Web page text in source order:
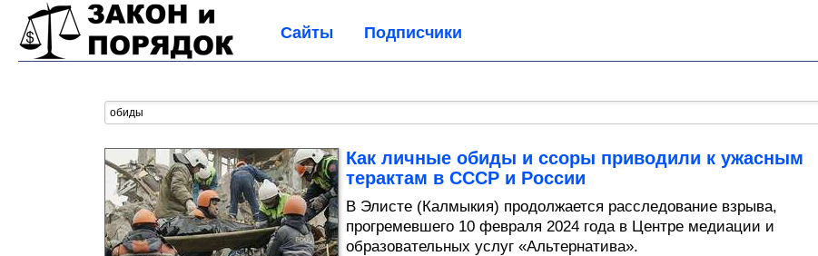
Сайты Подписчики
Как личные обиды и ссоры приводили к ужасным
терактам в СССР и России
В Элисте (Калмыкия) продолжается расследование взрыва,
прогремевшего 10 февраля 2024 года в Центре медиации и
образовательных услуг «Альтернатива».